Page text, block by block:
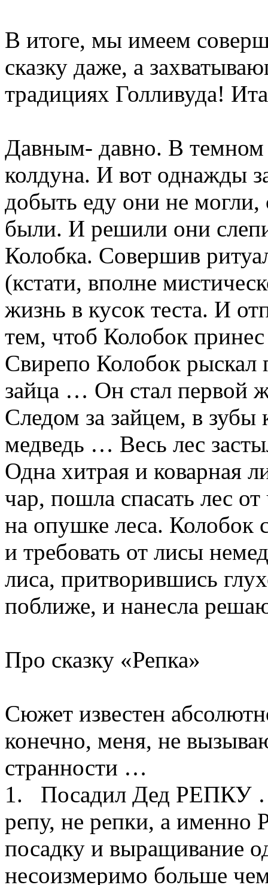
В итоге, мы имеем
сказку даже, а
традициях Голливуда!
Давным- давно. В темном
колдуна. И вот однажды
добыть еду они не
были. И решили они
Колобка. Совершив
(кстати, вполне
жизнь в кусок теста. И
тем, чтоб Колобок
Свирепо Колобок рыскал
зайца … Он стал первой
Следом за зайцем, в зубы
медведь … Весь лес
Одна хитрая и коварная
чар, пошла спасать лес
на опушке леса. Колобок
и требовать от лисы
лиса, притворившись
поближе, и нанесла
Про сказку «Репка»
Сюжет известен
конечно, меня, не
странности …
1. Посадил Дед РЕПКУ
репу, не репки, а
посадку и выращивание
несоизмеримо больше